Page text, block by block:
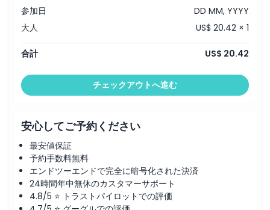
参加日
DD MM, YYYY
大人
US$ 20.42 × 1
合計 US$ 20.42
チェックアウトへ進む
安心してご予約ください
最安値保証
予約手数料無料
エンドツーエンドで完全に暗号化された決済
24時間年中無休のカスタマーサポート
4.8/5 ⭐ トラストパイロットでの評価